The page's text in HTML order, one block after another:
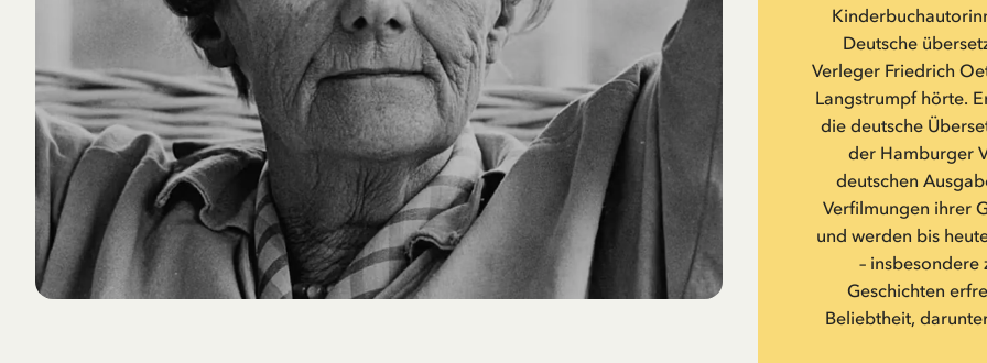
Deutsche
Verleger Friedrich
Langstrumpf hörte.
die deutsche
der Hamburger
deutschen
Verfilmungen ihrer
und werden bis
– insbesondere
Geschichten
Beliebtheit,